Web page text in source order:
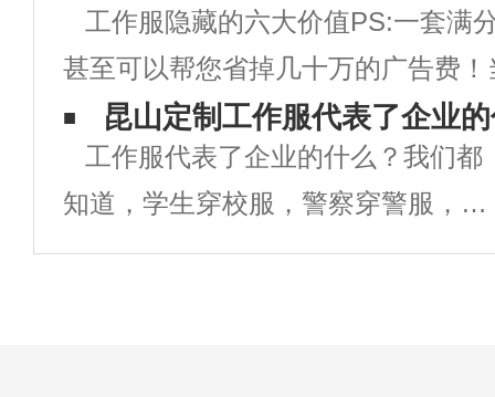
系到企业的形象，同时也对员工的衣
着心情有着直接影响。款式新颖，出
众的工作服，即能提升企业的品牌形
象，也可大
工作服隐藏的六大价值PS:一套满
甚至可以帮您省掉几十万的广告费
企业是否需要统一定制工作服，你是
为，工作服就只是一块用来防脏的
定制工作服？那你就大错特错了！在
昆山定制工作服代表了企业
工作服代表了企业的什么？我们都
知道，学生穿校服，警察穿警服，军
人须穿军装，各商务人员也有自己相